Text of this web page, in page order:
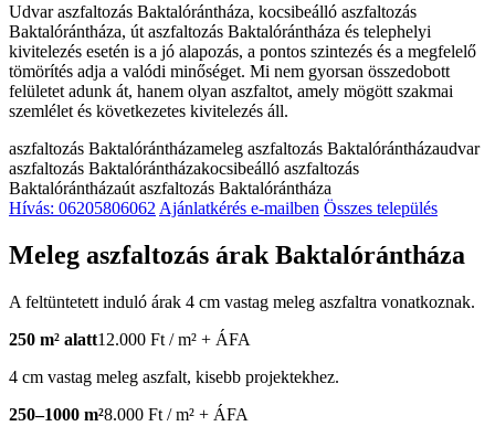
Udvar aszfaltozás Baktalórántháza, kocsibeálló aszfaltozás
Baktalórántháza, út aszfaltozás Baktalórántháza és telephelyi
kivitelezés esetén is a jó alapozás, a pontos szintezés és a megfelelő
tömörítés adja a valódi minőséget. Mi nem gyorsan összedobott
felületet adunk át, hanem olyan aszfaltot, amely mögött szakmai
szemlélet és következetes kivitelezés áll.
aszfaltozás Baktalórántházameleg aszfaltozás Baktalórántházaudvar
aszfaltozás Baktalórántházakocsibeálló aszfaltozás
Baktalórántházaút aszfaltozás Baktalórántháza
Hívás: 06205806062 Ajánlatkérés e-mailben Összes település
Meleg aszfaltozás árak Baktalórántháza
A feltüntetett induló árak 4 cm vastag meleg aszfaltra vonatkoznak.
250 m² alatt12.000 Ft / m² + ÁFA
4 cm vastag meleg aszfalt, kisebb projektekhez.
250–1000 m²8.000 Ft / m² + ÁFA